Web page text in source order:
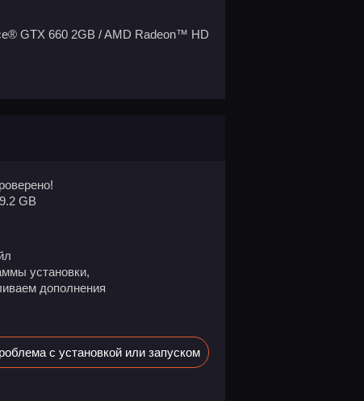
GTX 660 2GB / AMD Radeon™ HD
GB
установки,
дополнения
с установкой или запуском